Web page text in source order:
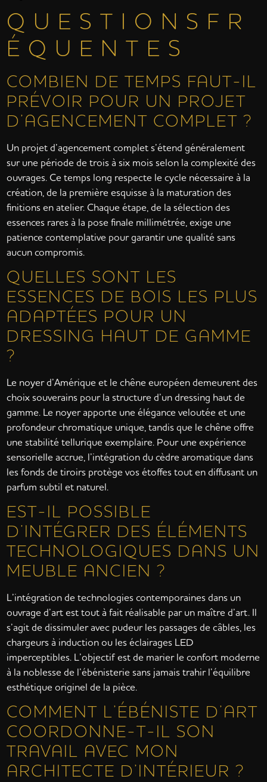
Q U E S T I O N S F R
É Q U E N T E S
COMBIEN DE TEMPS FAUT-IL
PRÉVOIR POUR UN PROJET
D’AGENCEMENT COMPLET ?
Un projet d’agencement complet s’étend généralement
sur une période de trois à six mois selon la complexité des
ouvrages. Ce temps long respecte le cycle nécessaire à la
création, de la première esquisse à la maturation des
finitions en atelier. Chaque étape, de la sélection des
essences rares à la pose finale millimétrée, exige une
patience contemplative pour garantir une qualité sans
aucun compromis.
QUELLES SONT LES
ESSENCES DE BOIS LES PLUS
ADAPTÉES POUR UN
DRESSING HAUT DE GAMME
?
Le noyer d’Amérique et le chêne européen demeurent des
choix souverains pour la structure d’un dressing haut de
gamme. Le noyer apporte une élégance veloutée et une
profondeur chromatique unique, tandis que le chêne offre
une stabilité tellurique exemplaire. Pour une expérience
sensorielle accrue, l’intégration du cèdre aromatique dans
les fonds de tiroirs protège vos étoffes tout en diffusant un
parfum subtil et naturel.
EST-IL POSSIBLE
D’INTÉGRER DES ÉLÉMENTS
TECHNOLOGIQUES DANS UN
MEUBLE ANCIEN ?
L’intégration de technologies contemporaines dans un
ouvrage d’art est tout à fait réalisable par un maître d’art. Il
s’agit de dissimuler avec pudeur les passages de câbles, les
chargeurs à induction ou les éclairages LED
imperceptibles. L’objectif est de marier le confort moderne
à la noblesse de l’ébénisterie sans jamais trahir l’équilibre
esthétique originel de la pièce.
COMMENT L’ÉBÉNISTE D’ART
COORDONNE-T-IL SON
TRAVAIL AVEC MON
ARCHITECTE D’INTÉRIEUR ?